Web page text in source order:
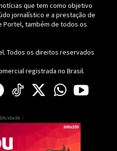
que tem como objetivo
jornalístico e a prestação de
Portel, também de todos os
. Todos os direitos reservados
registrada no Brasil.
-